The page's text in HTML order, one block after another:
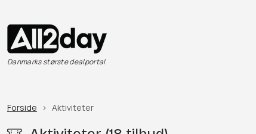
Danmarks største dealportal
Forside Aktiviteter